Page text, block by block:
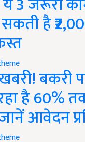
है
बकरी
है 60%
आवेदन